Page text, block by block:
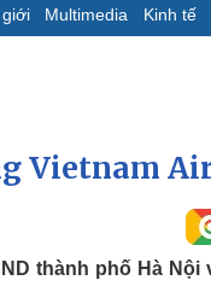
Multimedia Kinh tế
VOV
sự - Quốc phòng
Vietnam
thành phố Hà